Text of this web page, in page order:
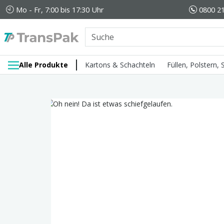
Mo - Fr, 7:00 bis 17:30 Uhr 0800
Alle Produkte Kartons & Schachteln Füllen, Polstern,